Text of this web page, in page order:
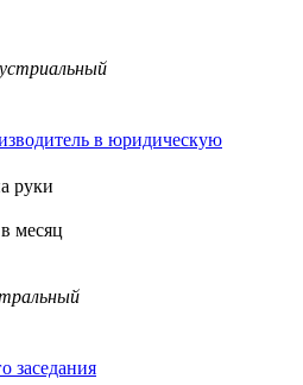
в юридическую
руки
месяц
заседания